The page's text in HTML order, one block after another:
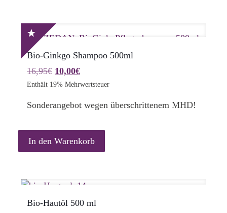
Bio-Ginkgo Shampoo 500ml
16,95€ Ursprünglicher
Preis
16,95€
10,00€Aktueller
Preis
10,00€.
Enthält 19% Mehrwertsteuer
Sonderangebot wegen überschrittenem MHD!
In den Warenkorb
Bio-Hautöl 500 ml